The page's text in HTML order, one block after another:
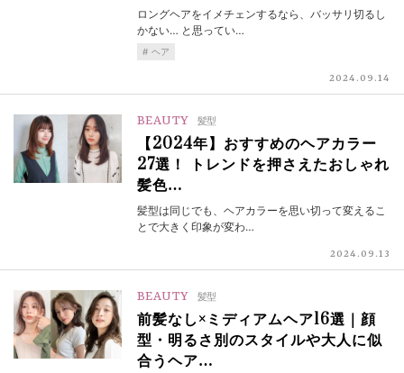
ロングヘアをイメチェンするなら、バッサリ切るし
かない… と思ってい…
ヘア
2024.09.14
BEAUTY 髪型
【2024年】おすすめのヘアカラー
27選！ トレンドを押さえたおしゃれ
髪色…
髪型は同じでも、ヘアカラーを思い切って変えるこ
とで大きく印象が変わ…
2024.09.13
BEAUTY 髪型
前髪なし×ミディアムヘア16選｜顔
型・明るさ別のスタイルや大人に似
合うヘア…